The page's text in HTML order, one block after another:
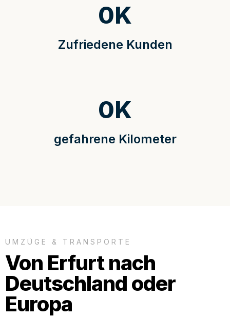
Zufriedene Kunden
0K
gefahrene Kilometer
0K
UMZÜGE & TRANSPORTE
Von Erfurt nach
Deutschland oder
Europa